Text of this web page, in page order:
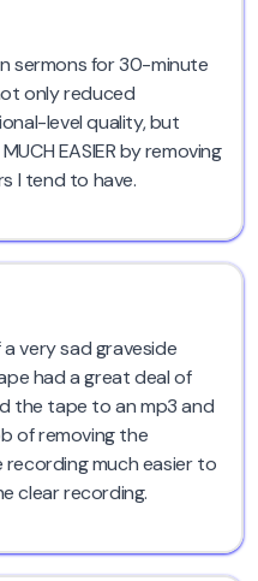
sermons for 30-minute
only reduced
level quality, but
EASIER by removing
I tend to have.
very sad graveside
had a great deal of
the tape to an mp3 and
of removing the
much easier to
clear recording.